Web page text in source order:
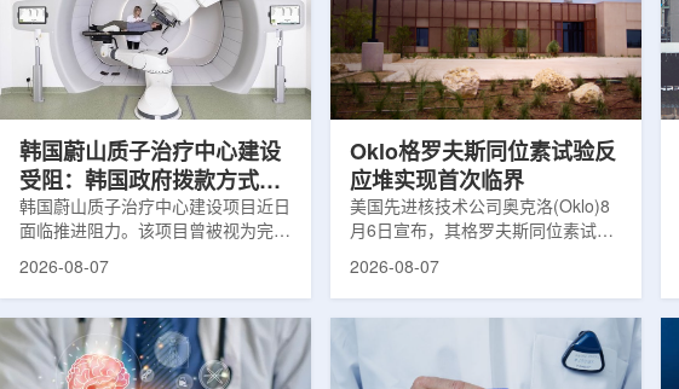
索，系统梳理了针对前列腺癌靶点
PSMA的核药相关研究进展：一是F-
18标记PSMA靶向PET显像剂的分子
设计与临床优势;二是通过理性优化
分子结构，大幅提高Lu-177标记治
授长期从事肿瘤诊疗靶向放射性药物
开发研究，已主导或参与发表135余
篇同行评议期刊论文，提交30余项
放射性药物相关专利申请，并完成7
款自研放射性药物的临床转化，应用
韩国蔚山质子治疗中心建设
受阻：韩国政府拨款方式调
整影响项目推进
韩国蔚山质子治疗中心建设项目近日
面临推进阻力。该项目曾被视为完善
韩国东南部区域癌症治疗体系的关键
的难度明显上升。据蔚山市8月6日
消息，蔚山市已于去年3月完成质子
治疗中心建设可行性研究及基本规划
2026-08-07
Oklo格罗夫斯同位素试验反
应堆实现首次临界
美国先进核技术公司奥克洛(Oklo)8
月6日宣布，其格罗夫斯同位素试验
反应堆已在低功率状态下实现可控自
格罗夫斯同位素试验反应堆设施(图
片：格罗夫斯)格罗夫斯低功率试验
反应堆位于美国得克萨斯州洛克哈
2026-08-07